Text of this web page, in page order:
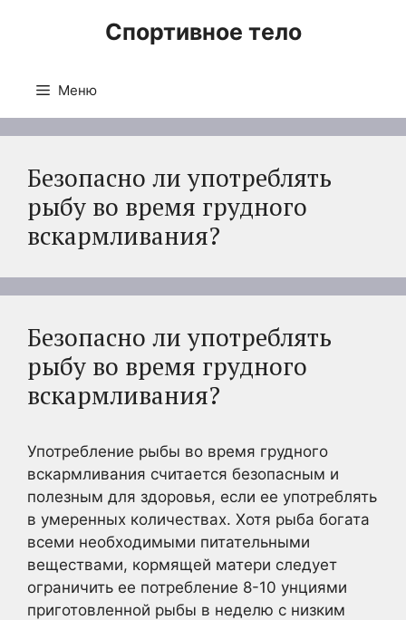
Спортивное тело
Меню
Безопасно ли употреблять
рыбу во время грудного
вскармливания?
Безопасно ли употреблять
рыбу во время грудного
вскармливания?
Употребление рыбы во время грудного
вскармливания считается безопасным и
полезным для здоровья, если ее употреблять
в умеренных количествах. Хотя рыба богата
всеми необходимыми питательными
веществами, кормящей матери следует
ограничить ее потребление 8-10 унциями
приготовленной рыбы в неделю с низким